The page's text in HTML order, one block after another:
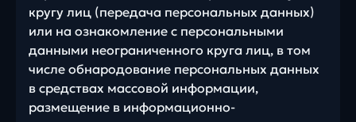
кругу лиц (передача персональных данных)
или на ознакомление с персональными
данными неограниченного круга лиц, в том
числе обнародование персональных данных
в средствах массовой информации,
размещение в информационно-